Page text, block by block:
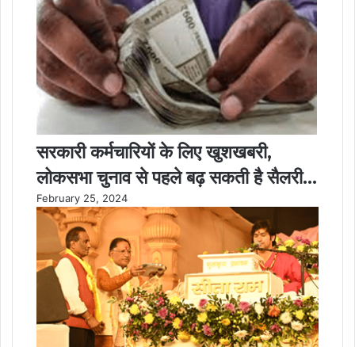
सरकारी कर्मचारियों के लिए खुशखबरी,
लोकसभा चुनाव से पहले बढ़ सकती है सैलरी…
February 25, 2024